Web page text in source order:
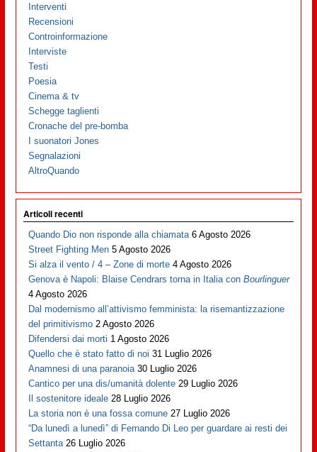
Interventi
Recensioni
Controinformazione
Interviste
Testi
Poesia
Cinema & tv
Schegge taglienti
Cronache del pre-bomba
I suonatori Jones
Segnalazioni
AltroQuando
Articoli recenti
Quando Dio non risponde alla chiamata 6 Agosto 2026
Street Fighting Men 5 Agosto 2026
Si alza il vento / 4 – Zone di morte 4 Agosto 2026
Genova è Napoli: Blaise Cendrars torna in Italia conBourlinguer
4 Agosto 2026
Dal modernismo all’attivismo femminista: la risemantizzazione
del primitivismo 2 Agosto 2026
Difendersi dai morti 1 Agosto 2026
Quello che è stato fatto di noi 31 Luglio 2026
Anamnesi di una paranoia 30 Luglio 2026
Cantico per una dis/umanità dolente 29 Luglio 2026
Il sostenitore ideale 28 Luglio 2026
La storia non è una fossa comune 27 Luglio 2026
“Da lunedì a lunedì” di Fernando Di Leo per guardare ai resti dei
Settanta 26 Luglio 2026